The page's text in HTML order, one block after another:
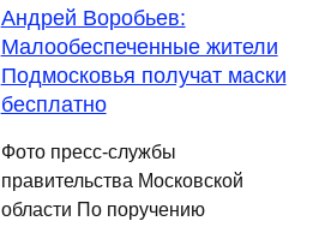
Андрей Воробьев:
Малообеспеченные жители
Подмосковья получат маски
бесплатно
Фото пресс-службы
правительства Московской
области По поручению